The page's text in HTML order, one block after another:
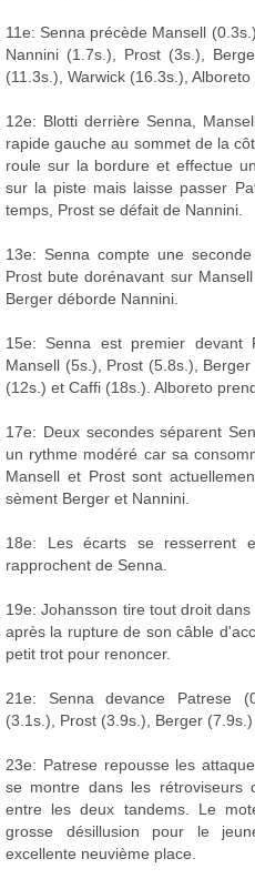
11e: Senna précède Mansell
Nannini (1.7s.), Prost (3s.),
(11.3s.), Warwick (16.3s.),
12e: Blotti derrière Senna,
rapide gauche au sommet de la
roule sur la bordure et effectue
sur la piste mais laisse passer
temps, Prost se défait de Nannini.
13e: Senna compte une
Prost bute dorénavant sur
Berger déborde Nannini.
15e: Senna est premier devant
Mansell (5s.), Prost (5.8s.),
(12s.) et Caffi (18s.). Alboreto
17e: Deux secondes séparent
un rythme modéré car sa
Mansell et Prost sont
sèment Berger et Nannini.
18e: Les écarts se resserrent
rapprochent de Senna.
19e: Johansson tire tout droit
après la rupture de son câble
petit trot pour renoncer.
21e: Senna devance Patrese
(3.1s.), Prost (3.9s.), Berger (7.9s.)
23e: Patrese repousse les
se montre dans les rétroviseurs
entre les deux tandems. Le
grosse désillusion pour le
excellente neuvième place.